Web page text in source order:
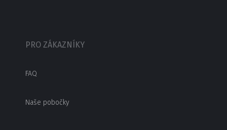
PRO ZÁKAZNÍKY
FAQ
Naše pobočky